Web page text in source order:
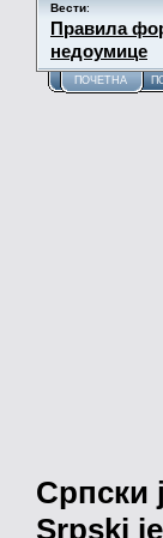
Вести:
Правила
недоумице
ПОЧЕТНА
Српски
Srpski